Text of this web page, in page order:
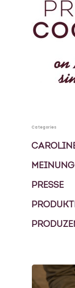
Categories
MEINUNG
PRESSE